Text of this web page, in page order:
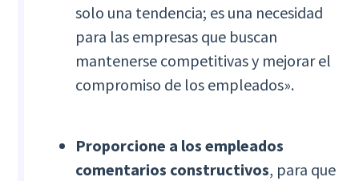
solo una tendencia; es una necesidad
para las empresas que buscan
mantenerse competitivas y mejorar el
compromiso de los empleados».
Proporcione a los empleados
comentarios constructivos, para que